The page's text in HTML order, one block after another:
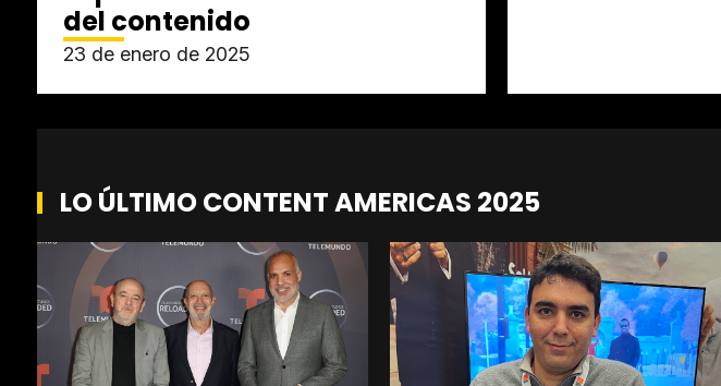
del contenido
23 de enero de 2025
LO ÚLTIMO CONTENT AMERICAS 2025